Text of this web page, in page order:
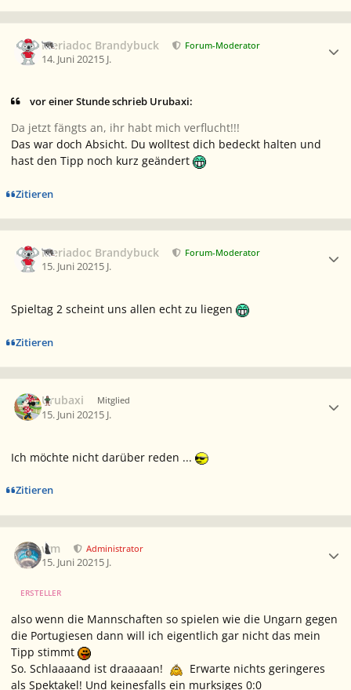
Meriadoc Brandybuck Forum-Moderator
14. Juni 20215 J.
vor einer Stunde schrieb Urubaxi:
Da jetzt fängts an, ihr habt mich verflucht!!!
Das war doch Absicht. Du wolltest dich bedeckt halten und
hast den Tipp noch kurz geändert
Zitieren
Meriadoc Brandybuck Forum-Moderator
15. Juni 20215 J.
Spieltag 2 scheint uns allen echt zu liegen
Zitieren
Urubaxi Mitglied
15. Juni 20215 J.
Ich möchte nicht darüber reden ...
Zitieren
wm Administrator
15. Juni 20215 J.
ERSTELLER
also wenn die Mannschaften so spielen wie die Ungarn gegen
die Portugiesen dann will ich eigentlich gar nicht das mein
Tipp stimmt
So. Schlaaaand ist draaaaan!
Erwarte nichts geringeres
als Spektakel! Und keinesfalls ein murksiges 0:0